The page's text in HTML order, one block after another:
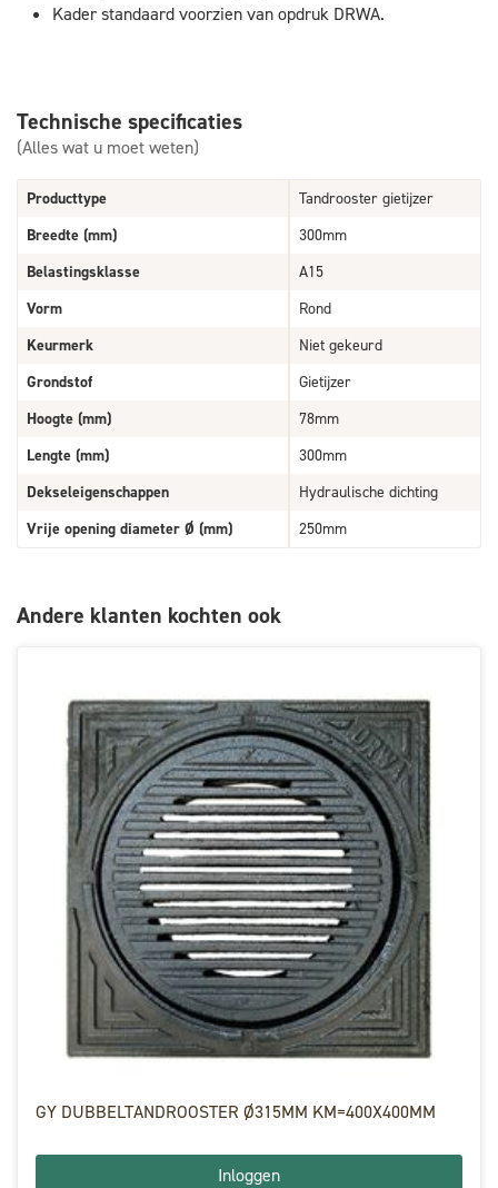
Kader standaard voorzien van opdruk DRWA.
Technische specificaties
(Alles wat u moet weten)
Producttype
Tandrooster gietijzer
Breedte (mm)
300mm
Belastingsklasse
A15
Vorm
Rond
Keurmerk
Niet gekeurd
Grondstof
Gietijzer
Hoogte (mm)
78mm
Lengte (mm)
300mm
Dekseleigenschappen
Hydraulische dichting
Vrije opening diameter Ø (mm)
250mm
Andere klanten kochten ook
GY DUBBELTANDROOSTER Ø315MM KM=400X400MM
Inloggen